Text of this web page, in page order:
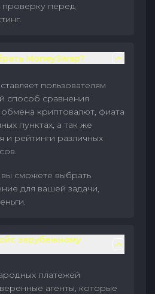
проверку перед
MoneySwap?
пользователям
способ сравнения
обмена криптовалют, фиата
пунктах, а так же
и рейтинги различных
сможете выбрать
для вашей задачи,
зарубежному
платежей
агенты, которые